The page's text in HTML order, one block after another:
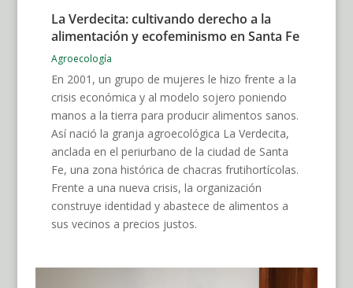
La Verdecita: cultivando derecho a la
alimentación y ecofeminismo en Santa Fe
Agroecología
En 2001, un grupo de mujeres le hizo frente a la
crisis económica y al modelo sojero poniendo
manos a la tierra para producir alimentos sanos.
Así nació la granja agroecológica La Verdecita,
anclada en el periurbano de la ciudad de Santa
Fe, una zona histórica de chacras frutihortícolas.
Frente a una nueva crisis, la organización
construye identidad y abastece de alimentos a
sus vecinos a precios justos.